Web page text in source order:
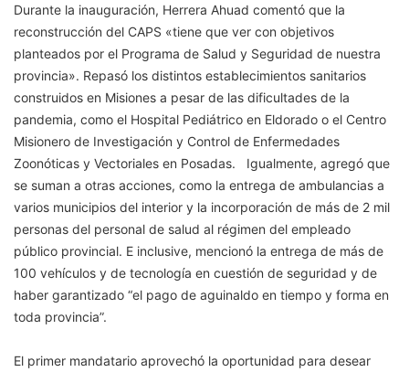
Durante la inauguración, Herrera Ahuad comentó que la
reconstrucción del CAPS «tiene que ver con objetivos
planteados por el Programa de Salud y Seguridad de nuestra
provincia». Repasó los distintos establecimientos sanitarios
construidos en Misiones a pesar de las dificultades de la
pandemia, como el Hospital Pediátrico en Eldorado o el Centro
Misionero de Investigación y Control de Enfermedades
Zoonóticas y Vectoriales en Posadas. Igualmente, agregó que
se suman a otras acciones, como la entrega de ambulancias a
varios municipios del interior y la incorporación de más de 2 mil
personas del personal de salud al régimen del empleado
público provincial. E inclusive, mencionó la entrega de más de
100 vehículos y de tecnología en cuestión de seguridad y de
haber garantizado “el pago de aguinaldo en tiempo y forma en
toda provincia”.
El primer mandatario aprovechó la oportunidad para desear